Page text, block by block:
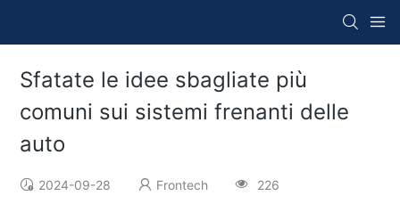
Sfatate le idee sbagliate più
comuni sui sistemi frenanti delle
auto
2024-09-28 Frontech 226